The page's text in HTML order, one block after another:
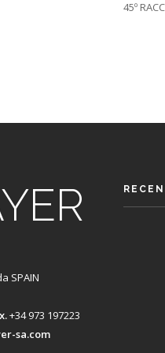
45º
SPAIN
+34 973 197223
sa.com